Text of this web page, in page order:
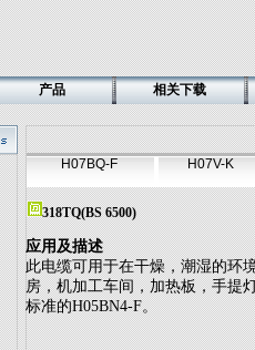
产品 相关下载
H07BQ-F H07V-K
318TQ(BS 6500)
应用及描述
此电缆可用于在干燥，潮湿的环
房，机加工车间，加热板，手提
标准的H05BN4-F。